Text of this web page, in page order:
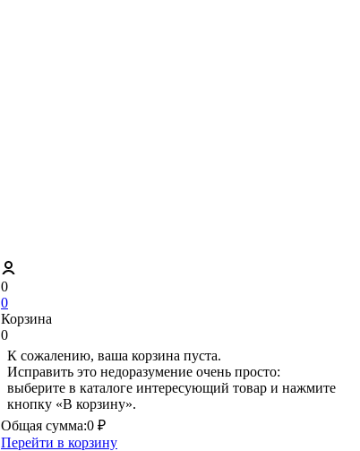
0
0
Корзина
0
К сожалению, ваша корзина пуста.
Исправить это недоразумение очень просто:
выберите в каталоге интересующий товар и нажмите
кнопку «В корзину».
Общая сумма:0 ₽
Перейти в корзину